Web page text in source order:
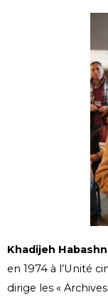
Khadijeh
en 1974 à l’Unité
dirige les «